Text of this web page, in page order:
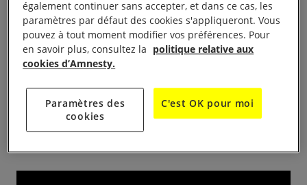
pour enfants etc…pouvant intéresser les lecteurs de
tout âge. Prix des livres de 50c pour les poches à 8
euros. Entrée libre et gratuite.
10h18h
également continuer sans accepter, et dans ce cas, les
paramètres par défaut des cookies s'appliqueront. Vous
pouvez à tout moment modifier vos préférences. Pour
en savoir plus, consultez la politique relative aux
cookies d’Amnesty.
Paramètres des
cookies
C'est OK pour moi